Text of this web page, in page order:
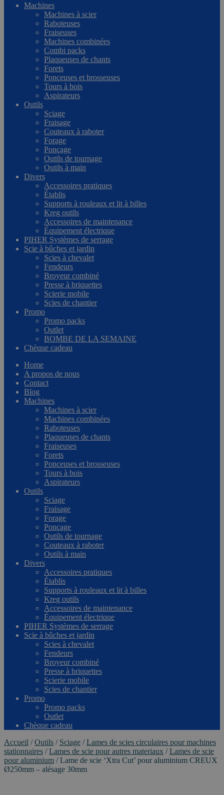
Machines
Machines à scier
Raboteuses
Fraiseuses
Machines combinées
Combi packs
Plaqueuses de chants
Forets
Ponceuses et brosseuses
Tours à bois
Aspirateurs
Outils
Sciage
Fraisage
Couteaux à raboter
Forage
Ponçage
Outils de tournage
Outils à main
Divers
Accessoires pratiques
Établis
Supports à rouleaux et lit à billes
Kreg outils
Accessoires de maintenance
Équipement électrique
PIHER Systèmes de serrage
Scie à bûches et jardin
Scies à chevalet
Fendeurs
Broyeur combiné
Presse à briquettes
Scierie mobile
Scies de chantier
Promo
Promo packs
Outlet
BOMBE DE LA SEMAINE
Chèque cadeau
Home
A propos de nous
Contact
Blog
Machines
Machines à scier
Machines combinées
Raboteuses
Plaqueuses de chants
Fraiseuses
Forets
Ponceuses et brosseuses
Tours à bois
Aspirateurs
Outils
Sciage
Fraisage
Forage
Ponçage
Outils de tournage
Couteaux à raboter
Outils à main
Divers
Accessoires pratiques
Établis
Supports à rouleaux et lit à billes
Kreg outils
Accessoires de maintenance
Équipement électrique
PIHER Systèmes de serrage
Scie à bûches et jardin
Scies à chevalet
Fendeurs
Broyeur combiné
Presse à briquettes
Scierie mobile
Scies de chantier
Promo
Promo packs
Outlet
Chèque cadeau
Accueil /Outils / Sciage /Lames de scies circulaires pour machines
stationnaires /Lames de scie pour autres materiaux /Lames de scie
pour aluminium /Lame de scie ‘Xtra Cut’ pour aluminium CREUX
Ø250mm – alésage 30mm